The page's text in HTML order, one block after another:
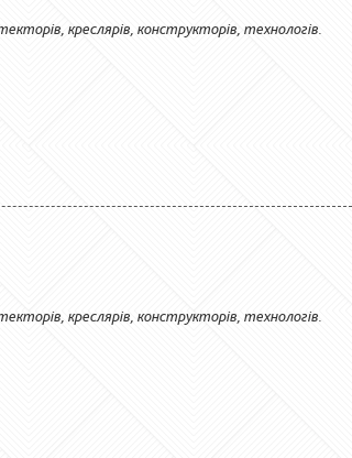
креслярів, конструкторів, технологів.
креслярів, конструкторів, технологів.